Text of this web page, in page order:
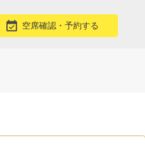
空席確認・予約する